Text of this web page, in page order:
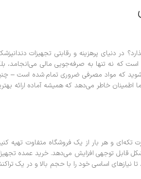
۳۰٪ در سودآوری کلینیک شما تأثیر بگذارد؟ در دنیای پرهزینه و رقابتی تجهیزات
که نه تنها به صرفه‌جویی مالی می‌انجامد،
شوید که مواد مصرفی ضروری تمام شده است –
اطمینان خاطر می‌دهد که همیشه آماده ارائه
و هر بار از یک فروشگاه متفاوت تهیه
شکل قابل توجهی افزایش می‌دهد. خرید عمده
نیازهای اساسی خود را با حجم بالا و در یک